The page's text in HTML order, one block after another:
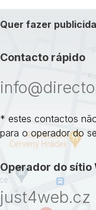
Quer fazer
Contacto rápido
* estes contactos
para o operador do
Operador do sítio
just4web.cz